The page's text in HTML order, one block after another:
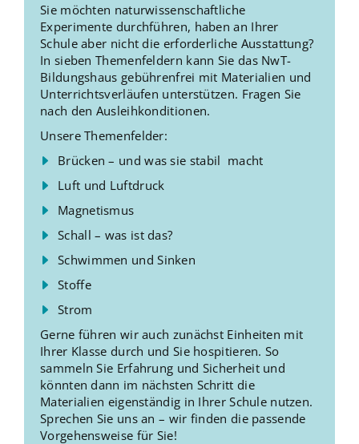
Sie möchten naturwissenschaftliche
Experimente durchführen, haben an Ihrer
Schule aber nicht die erforderliche Ausstattung?
In sieben Themenfeldern kann Sie das NwT-
Bildungshaus gebührenfrei mit Materialien und
Unterrichtsverläufen unterstützen. Fragen Sie
nach den Ausleihkonditionen.
Unsere Themenfelder:
Brücken – und was sie stabil macht
Luft und Luftdruck
Magnetismus
Schall – was ist das?
Schwimmen und Sinken
Stoffe
Strom
Gerne führen wir auch zunächst Einheiten mit
Ihrer Klasse durch und Sie hospitieren. So
sammeln Sie Erfahrung und Sicherheit und
könnten dann im nächsten Schritt die
Materialien eigenständig in Ihrer Schule nutzen.
Sprechen Sie uns an – wir finden die passende
Vorgehensweise für Sie!